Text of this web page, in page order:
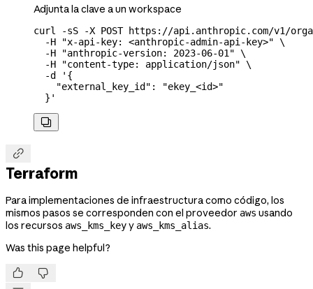
Adjunta la clave a un workspace
curl -sS -X POST https://api.anthropic.com/v1/
  -H
"x-api-key: <anthropic-admin-api-key>" \
  -H
"anthropic-version: 2023-06-01" \
  -H
"content-type: application/json" \
  -d
'{
    "external_key_id": "ekey_<id>"
  }'


Terraform
Para implementaciones de infraestructura como código, los
mismos pasos se corresponden con el proveedor aws usando
los recursos aws_kms_keyy aws_kms_alias.
Was this page helpful?
 